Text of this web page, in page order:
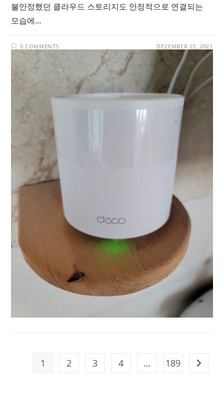
불안정했던 클라우드 스토리지도 안정적으로 연결되는
모습에…
0 COMMENTS DECEMBER 23, 2021
1 2 3 4 … 189 Go to